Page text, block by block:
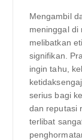
Mengambil
meninggal di
melibatkan
signifikan.
ingin tahu,
serius bagi
dan reputasi
terlibat